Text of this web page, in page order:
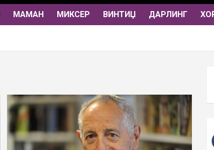
МАМАН МИКСЕР ВИНТИЏ ДАРЛИНГ